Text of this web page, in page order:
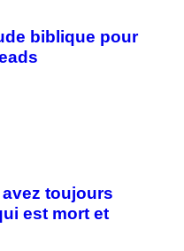
biblique pour
toujours
est mort et